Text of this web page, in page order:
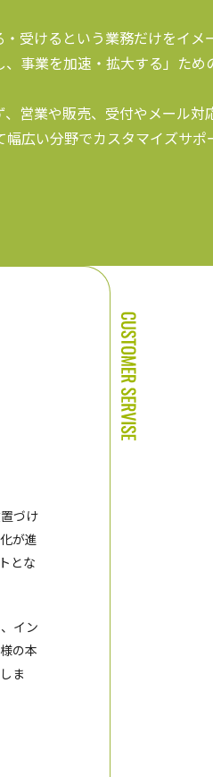
受けるという業務だけをイメ
事業を加速・拡大する」ため
営業や販売、受付やメール対
広い分野でカスタマイズサポ
づけ
が進
とな
イン
の本
ま